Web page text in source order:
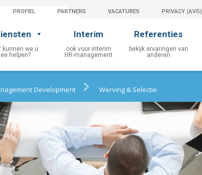
PROFIEL PARTNERS VACATURES PRIVACY (AVG)
Interim Referenties
Development Werving & Selectie